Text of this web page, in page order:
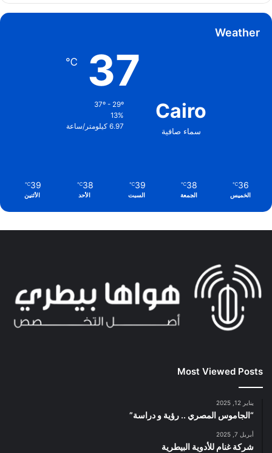
Weather
Cairo
سماء صافية
37
℃
13%
6.97 كيلومتر/ساعة
36
℃
الخميس
38
℃
الجمعة
39
℃
السبت
38
℃
الأحد
39
℃
الأثنين
Most Viewed Posts
يناير 12, 2025
“الجاموس المصري .. رؤية و دراسة”
أبريل 7, 2025
شركة غنام للأدوية البيطرية